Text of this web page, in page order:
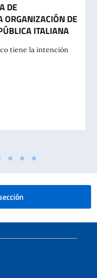
DE
ORGANIZACIÓN DE
ITALIANA
tiene la intención
PATROCINADORES PARA